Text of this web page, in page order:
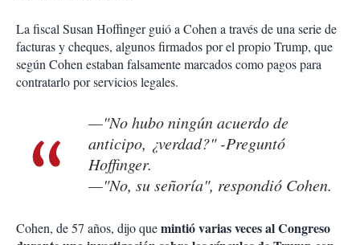
La fiscal Susan Hoffinger guió a Cohen a través de una serie de
facturas y cheques, algunos firmados por el propio Trump, que
según Cohen estaban falsamente marcados como pagos para
contratarlo por servicios legales.
—"No hubo ningún acuerdo de
anticipo, ¿verdad?" -Preguntó
Hoffinger.
—"No, su señoría", respondió Cohen.
Cohen, de 57 años, dijo quemintió varias veces al Congreso